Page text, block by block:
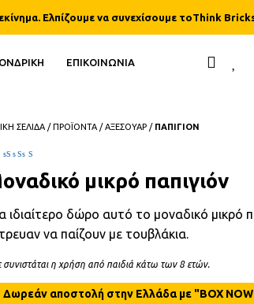
Ελπίζουμε να συνεχίσουμε τοThink
ΕΠΙΚΟΙΝΩΝΙΑ
ΣΕΛΙΔΑ /ΠΡΟΪΟΝΤΑ /ΑΞΕΣΟΥΑΡ / ΠΑΠΙΓΙΟΝ
5 με βάση
πελάτη
μικρό παπιγιόν
ιδιαίτερο δώρο αυτό το μοναδικό μικρό
να παίζουν με τουβλάκια.
συνιστάται η χρήση από παιδιά κάτω των 8 ετών.